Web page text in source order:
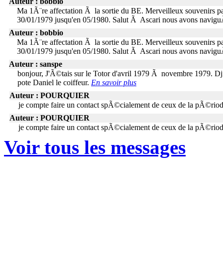
Ma 1Ã¨re affectation Ã la sortie du BE. Merveilleux souvenirs
30/01/1979 jusqu'en 05/1980. Salut Ã Ascari nous avons
Auteur : bobbio
Ma 1Ã¨re affectation Ã la sortie du BE. Merveilleux souvenirs
30/01/1979 jusqu'en 05/1980. Salut Ã Ascari nous avons
Auteur : sanspe
bonjour, J'Ã©tais sur le Totor d'avril 1979 Ã novembre 1979.
pote Daniel le coiffeur. En savoir plus
Auteur : POURQUIER
je compte faire un contact spÃ©cialement de ceux de la
Auteur : POURQUIER
je compte faire un contact spÃ©cialement de ceux de la
Voir tous les messages